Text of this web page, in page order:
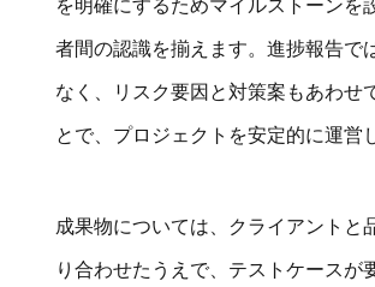
を明確にするためマイルストーンを
者間の認識を揃えます。進捗報告で
なく、リスク要因と対策案もあわせ
とで、プロジェクトを安定的に運営
成果物については、クライアントと
り合わせたうえで、テストケースが